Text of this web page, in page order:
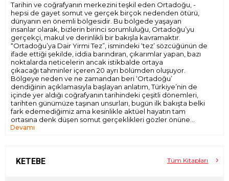
Tarihin ve coğrafyanın merkezini teşkil eden Ortadoğu, -
hepsi de gayet somut ve gerçek birçok nedenden ötürü,
dünyanın en önemli bölgesidir. Bu bölgede yaşayan
insanlar olarak, bizlerin birinci sorumluluğu, Ortadoğu’yu
gerçekçi, makul ve derinlikli bir bakışla kavramaktır.
“Ortadoğu’ya Dair Yirmi Tez”, ismindeki ‘tez’ sözcüğünün de
ifade ettiği şekilde, iddia barındıran, çıkarımlar yapan, bazı
noktalarda neticelerin ancak istikbalde ortaya
çıkacağı tahminler içeren 20 ayrı bölümden oluşuyor.
Bölgeye neden ve ne zamandan beri ‘Ortadoğu’
dendiğinin açıklamasıyla başlayan anlatım, Türkiye’nin de
içinde yer aldığı coğrafyanın tarihindeki çeşitli dönemleri,
tarihten günümüze taşınan unsurları, bugün ilk bakışta belki
fark edemediğimiz ama kesinlikle aktüel hayatın tam
ortasına denk düşen somut gerçeklikleri gözler önüne
seriyor. Ortadoğu’nun belkemiğini oluşturan dört
gelişmeleri genellikle “dış güçler”e hamleden genellemeci
Devamı
KETEBE Tüm Kitapları